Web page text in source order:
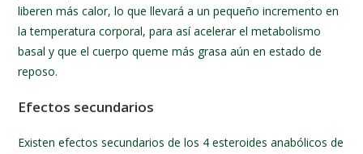
liberen más calor, lo que llevará a un pequeño incremento en
la temperatura corporal, para así acelerar el metabolismo
basal y que el cuerpo queme más grasa aún en estado de
reposo.
Efectos secundarios
Existen efectos secundarios de los 4 esteroides anabólicos de